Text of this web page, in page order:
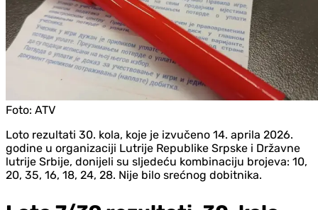
Foto: ATV
Loto rezultati 30. kola, koje je izvučeno 14. aprila 2026.
godine u organizaciji Lutrije Republike Srpske i Državne
lutrije Srbije, donijeli su sljedeću kombinaciju brojeva: 10,
20, 35, 16, 18, 24, 28. Nije bilo srećnog dobitnika.